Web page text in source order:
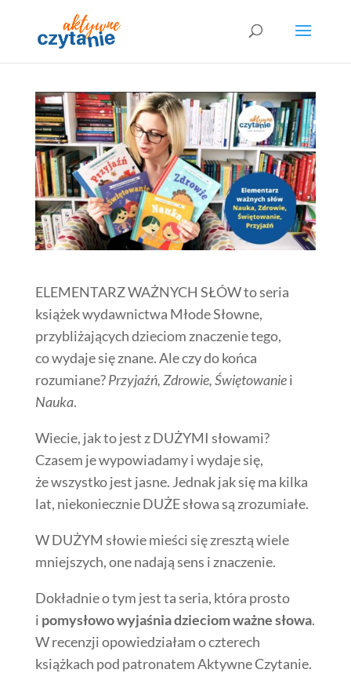
ELEMENTARZ WAŻNYCH SŁÓW to seria
książek wydawnictwa Młode Słowne,
przybliżających dzieciom znaczenie tego,
co wydaje się znane. Ale czy do końca
rozumiane?Przyjaźń, Zdrowie, Świętowaniei
Nauka.
Wiecie, jak to jest z DUŻYMI słowami?
Czasem je wypowiadamy i wydaje się,
że wszystko jest jasne. Jednak jak się ma kilka
lat, niekoniecznie DUŻE słowa są zrozumiałe.
W DUŻYM słowie mieści się zresztą wiele
mniejszych, one nadają sens i znaczenie.
Dokładnie o tym jest ta seria, która prosto
i pomysłowo wyjaśnia dzieciom ważne słowa.
W recenzji opowiedziałam o czterech
książkach pod patronatem Aktywne Czytanie.